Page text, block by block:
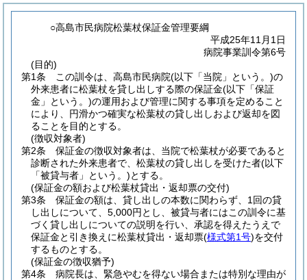
○高島市民病院松葉杖保証金管理要綱
平成25年11月1日
病院事業訓令第6号
(目的)
第1条
この訓令は、高島市民病院(以下「当院」という。)の
外来患者に松葉杖を貸し出しする際の保証金(以下「保証
金」という。)の運用および管理に関する事項を定めること
により、円滑かつ確実な松葉杖の貸し出しおよび返却を図
ることを目的とする。
(徴収対象者)
第2条
保証金の徴収対象者は、当院で松葉杖が必要であると
診断された外来患者で、松葉杖の貸し出しを受けた者(以下
「被貸与者」という。)とする。
(保証金の額および松葉杖貸出・返却票の交付)
第3条
保証金の額は、貸し出しの本数に関わらず、1回の貸
し出しについて、5,000円とし、被貸与者にはこの訓令に基
づく貸し出しについての説明を行い、承認を得えたうえで
保証金と引き換えに松葉杖貸出・返却票(様式第1号)を交付
するものとする。
(保証金の徴収猶予)
第4条
病院長は、緊急やむを得ない場合または特別な理由が